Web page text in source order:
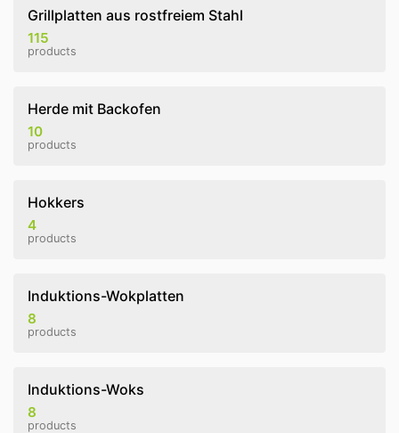
Grillplatten aus rostfreiem Stahl
115
products
Herde mit Backofen
10
products
Hokkers
4
products
Induktions-Wokplatten
8
products
Induktions-Woks
8
products